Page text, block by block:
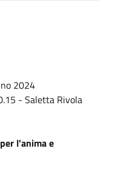
2024
- Saletta Rivola
l'anima e